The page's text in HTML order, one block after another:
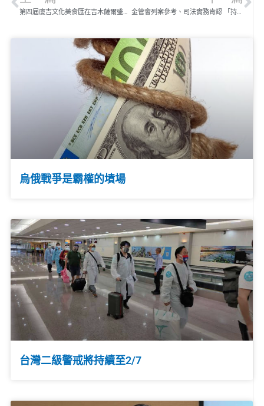
第四屆廈吉文化美食匯在吉木薩爾盛大舉辦 閩、台、疆風味同台飄香吸引超高人氣 金管會列案參考、司法實務肯認 「持證自拍 × 金融 Fast-ID」技術交流分享會 7月9日登場
烏俄戰爭是霸權的墳場
台灣二級警戒將持續至2/7